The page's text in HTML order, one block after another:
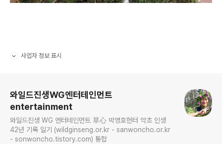
사업자 정보 표시
와일드진생WG엔터테인먼트
entertainment
와일드진생 WG 엔터테인먼트 草心 박영호헌터 약초 인생
42년 기록 일기 (wildginseng.or.kr - sanwoncho.or.kr
- sonwoncho.tistory.com) 통합